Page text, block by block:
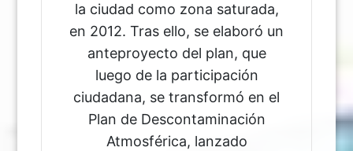
la ciudad como zona saturada,
en 2012. Tras ello, se elaboró un
anteproyecto del plan, que
luego de la participación
ciudadana, se transformó en el
Plan de Descontaminación
Atmosférica, lanzado